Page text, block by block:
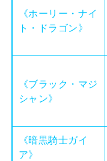
《ホーリー・ナイ
ト・ドラゴン》
《ブラック・マジ
シャン》
《暗黒騎士ガイ
ア》